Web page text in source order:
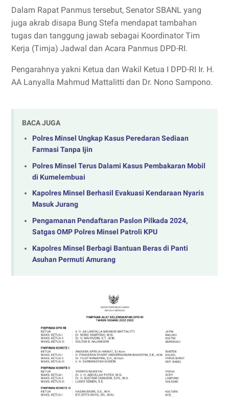
Dalam Rapat Panmus tersebut, Senator SBANL yang
juga akrab disapa Bung Stefa mendapat tambahan
tugas dan tanggung jawab sebagai Koordinator Tim
Kerja (Timja) Jadwal dan Acara Panmus DPD-RI.
Pengarahnya yakni Ketua dan Wakil Ketua I DPD-RI Ir. H.
AA Lanyalla Mahmud Mattalitti dan Dr. Nono Sampono.
BACA JUGA
Polres Minsel Ungkap Kasus Peredaran Sediaan
Farmasi Tanpa Ijin
Polres Minsel Terus Dalami Kasus Pembakaran Mobil
di Kumelembuai
Kapolres Minsel Berhasil Evakuasi Kendaraan Nyaris
Masuk Jurang
Pengamanan Pendaftaran Paslon Pilkada 2024,
Satgas OMP Polres Minsel Patroli KPU
Kapolres Minsel Berbagi Bantuan Beras di Panti
Asuhan Permuti Amurang